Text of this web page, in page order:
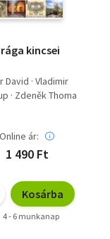
kincsei
David · Vladimir
· Zdeněk Thoma
Online ár:
1 490 Ft
Kosárba
4 - 6 munkanap